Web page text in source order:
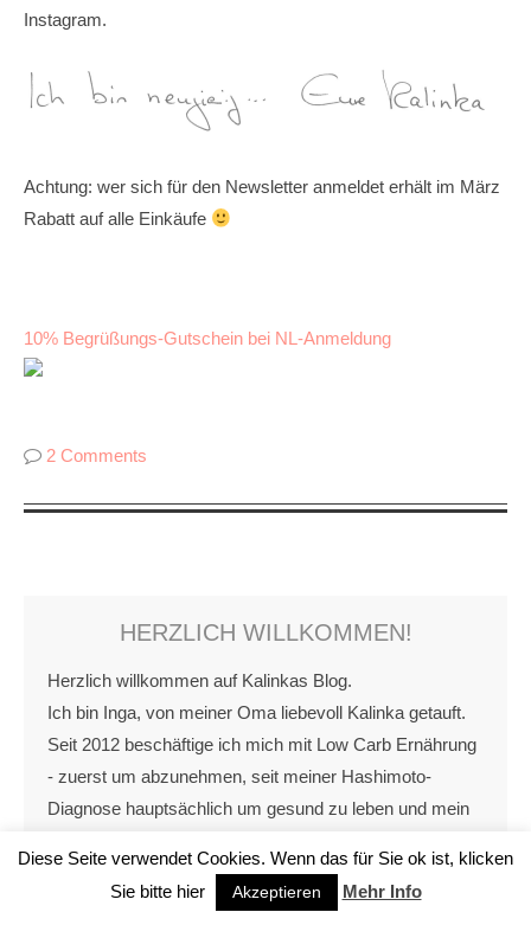
Instagram.
Achtung: wer sich für den Newsletter anmeldet erhält im März
Rabatt auf alle Einkäufe
10% Begrüßungs-Gutschein bei NL-Anmeldung
2 Comments
HERZLICH WILLKOMMEN!
Herzlich willkommen auf Kalinkas Blog.
Ich bin Inga, von meiner Oma liebevoll Kalinka getauft.
Seit 2012 beschäftige ich mich mit Low Carb Ernährung
- zuerst um abzunehmen, seit meiner Hashimoto-
Diagnose hauptsächlich um gesund zu leben und mein
sich Gedanke um Essen und Ernährung zu machen, der
ist hier herzlich willkommen!
Diese Seite verwendet Cookies. Wenn das für Sie ok ist, klicken
Sie bitte hier
Akzeptieren Mehr Info